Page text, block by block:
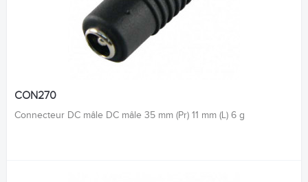
CON270
Connecteur DC mâle DC mâle 35 mm (Pr) 11 mm (L) 6 g